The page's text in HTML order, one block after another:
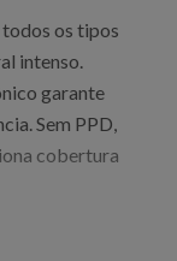
os tipos
intenso.
garante
Sem PPD,
cobertura